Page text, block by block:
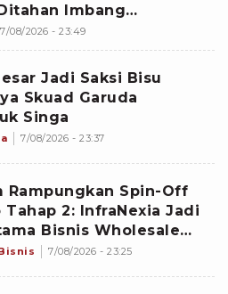
Imbang
7/08/2026 - 23:49
Jadi Saksi Bisu
Skuad Garuda
Singa
7/08/2026 - 23:37
Rampungkan Spin-Off
Tahap 2: InfraNexia Jadi
Bisnis Wholesale
7/08/2026 - 23:25